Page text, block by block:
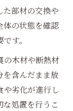
た部材の交換や
体の状態を確認
す。
の木材や断熱材
を含んだまま放
や劣化が進行し
処置を行うこ